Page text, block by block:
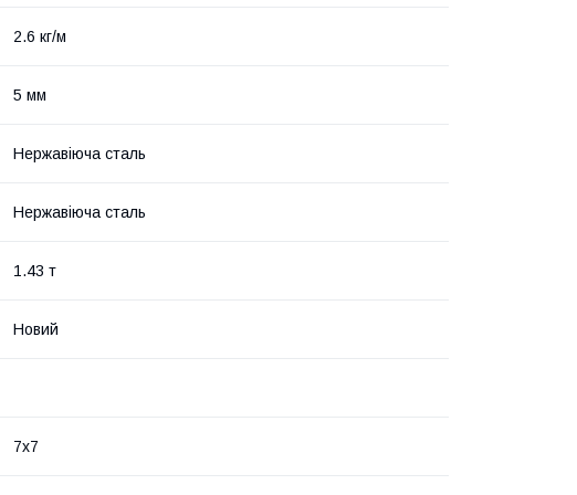
2.6 кг/м
5 мм
Нержавіюча сталь
Нержавіюча сталь
1.43 т
Новий
7х7